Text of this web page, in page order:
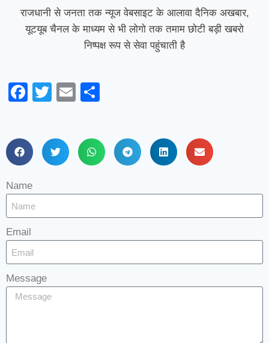
राजधानी से जनता तक न्यूज वेबसाइट के आलावा दैनिक अखबार,
यूटयूब चैनल के माध्यम से भी लोगो तक तमाम छोटी बड़ी खबरो
निष्पक्ष रूप से सेवा पहुंचाती है
Facebook
TwitterEmail
Name
Email
Message